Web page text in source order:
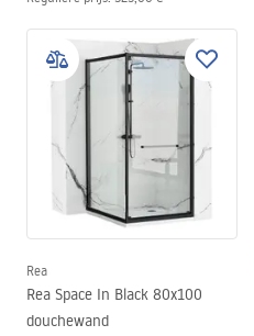
Rea
Rea Space In Black 80x100
douchewand